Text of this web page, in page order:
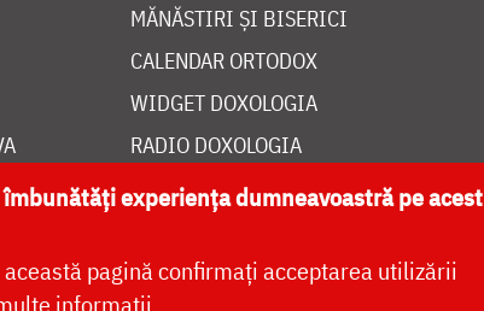
MĂNĂSTIRI ȘI BISERICI
CALENDAR ORTODOX
WIDGET DOXOLOGIA
RADIO DOXOLOGIA
dezvoltat de DOXOLOGIA MEDIA
experiența dumneavoastră pe acest
pagină confirmați acceptarea utilizării
informații